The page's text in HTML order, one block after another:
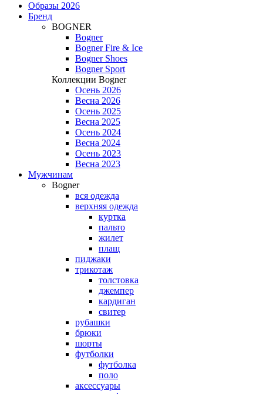
Образы 2026
Бренд
BOGNER
Bogner
Bogner Fire & Ice
Bogner Shoes
Bogner Sport
Коллекции Bogner
Осень 2026
Весна 2026
Осень 2025
Весна 2025
Осень 2024
Весна 2024
Осень 2023
Весна 2023
Мужчинам
Bogner
вся одежда
верхняя одежда
куртка
пальто
жилет
плащ
пиджаки
трикотаж
толстовка
джемпер
кардиган
свитер
рубашки
брюки
шорты
футболки
футболка
поло
аксессуары